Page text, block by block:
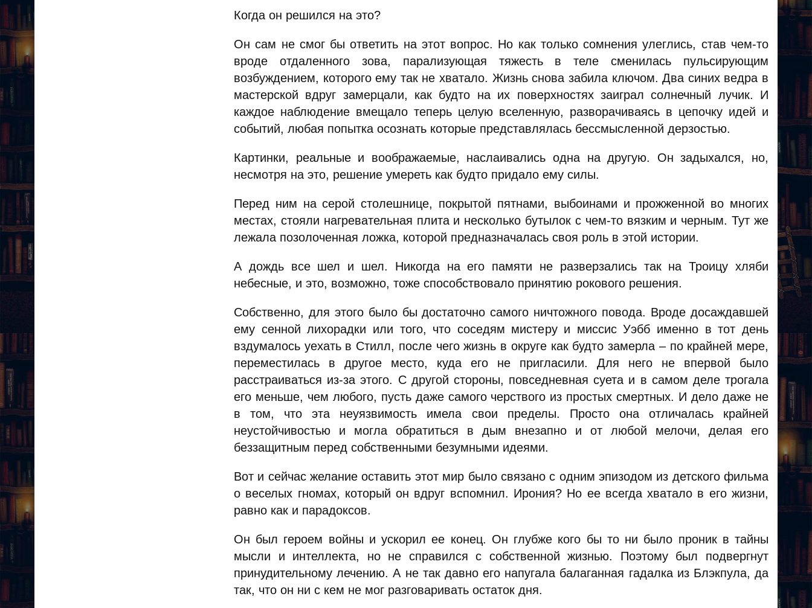
Когда он решился на это?
Он сам не смог бы ответить на этот вопрос. Но как только сомнения улеглись, став чем-то
вроде отдаленного зова, парализующая тяжесть в теле сменилась пульсирующим
возбуждением, которого ему так не хватало. Жизнь снова забила ключом. Два синих ведра в
мастерской вдруг замерцали, как будто на их поверхностях заиграл солнечный лучик. И
каждое наблюдение вмещало теперь целую вселенную, разворачиваясь в цепочку идей и
событий, любая попытка осознать которые представлялась бессмысленной дерзостью.
Картинки, реальные и воображаемые, наслаивались одна на другую. Он задыхался, но,
несмотря на это, решение умереть как будто придало ему силы.
Перед ним на серой столешнице, покрытой пятнами, выбоинами и прожженной во многих
местах, стояли нагревательная плита и несколько бутылок с чем-то вязким и черным. Тут же
лежала позолоченная ложка, которой предназначалась своя роль в этой истории.
А дождь все шел и шел. Никогда на его памяти не разверзались так на Троицу хляби
небесные, и это, возможно, тоже способствовало принятию рокового решения.
Собственно, для этого было бы достаточно самого ничтожного повода. Вроде досаждавшей
ему сенной лихорадки или того, что соседям мистеру и миссис Уэбб именно в тот день
вздумалось уехать в Стилл, после чего жизнь в округе как будто замерла – по крайней мере,
переместилась в другое место, куда его не пригласили. Для него не впервой было
расстраиваться из-за этого. С другой стороны, повседневная суета и в самом деле трогала
его меньше, чем любого, пусть даже самого черствого из простых смертных. И дело даже не
в том, что эта неуязвимость имела свои пределы. Просто она отличалась крайней
неустойчивостью и могла обратиться в дым внезапно и от любой мелочи, делая его
беззащитным перед собственными безумными идеями.
Вот и сейчас желание оставить этот мир было связано с одним эпизодом из детского фильма
о веселых гномах, который он вдруг вспомнил. Ирония? Но ее всегда хватало в его жизни,
равно как и парадоксов.
Он был героем войны и ускорил ее конец. Он глубже кого бы то ни было проник в тайны
мысли и интеллекта, но не справился с собственной жизнью. Поэтому был подвергнут
принудительному лечению. А не так давно его напугала балаганная гадалка из Блэкпула, да
так, что он ни с кем не мог разговаривать остаток дня.